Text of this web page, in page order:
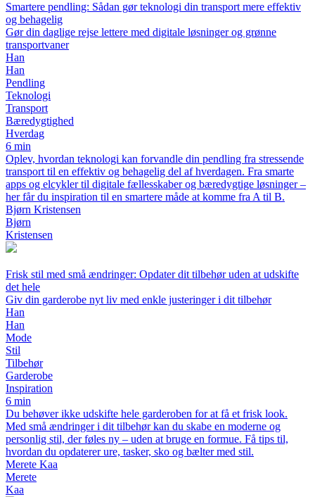
Smartere pendling: Sådan gør teknologi din transport mere effektiv
og behagelig
Gør din daglige rejse lettere med digitale løsninger og grønne
transportvaner
Han
Han
Pendling
Teknologi
Transport
Bæredygtighed
Hverdag
6 min
Oplev, hvordan teknologi kan forvandle din pendling fra stressende
transport til en effektiv og behagelig del af hverdagen. Fra smarte
apps og elcykler til digitale fællesskaber og bæredygtige løsninger –
her får du inspiration til en smartere måde at komme fra A til B.
Bjørn Kristensen
Bjørn
Kristensen
Frisk stil med små ændringer: Opdater dit tilbehør uden at udskifte
det hele
Giv din garderobe nyt liv med enkle justeringer i dit tilbehør
Han
Han
Mode
Stil
Tilbehør
Garderobe
Inspiration
6 min
Du behøver ikke udskifte hele garderoben for at få et frisk look.
Med små ændringer i dit tilbehør kan du skabe en moderne og
personlig stil, der føles ny – uden at bruge en formue. Få tips til,
hvordan du opdaterer ure, tasker, sko og bælter med stil.
Merete Kaa
Merete
Kaa